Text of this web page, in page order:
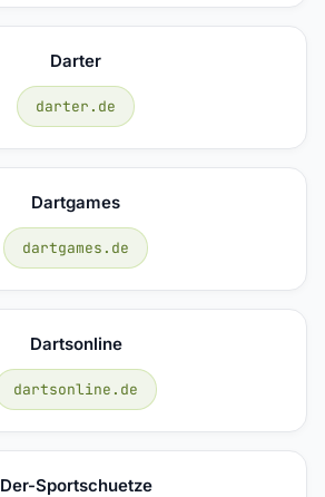
Darter
darter.de
Dartgames
dartgames.de
Dartsonline
dartsonline.de
Der-Sportschuetze